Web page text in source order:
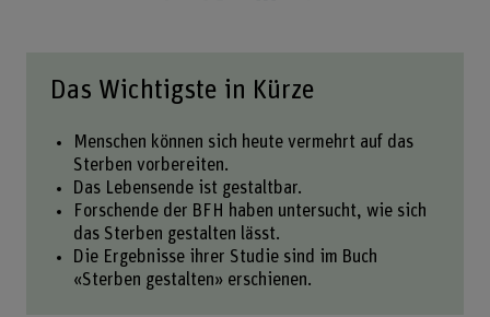
Das Wichtigste in Kürze
Menschen können sich heute vermehrt auf das
Sterben vorbereiten.
Das Lebensende ist gestaltbar.
Forschende der BFH haben untersucht, wie sich
das Sterben gestalten lässt.
Die Ergebnisse ihrer Studie sind im Buch
«Sterben gestalten» erschienen.